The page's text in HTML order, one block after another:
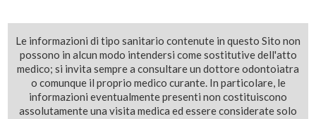
Le informazioni di tipo sanitario contenute in questo Sito non
possono in alcun modo intendersi come sostitutive dell'atto
medico; si invita sempre a consultare un dottore odontoiatra
o comunque il proprio medico curante. In particolare, le
informazioni eventualmente presenti non costituiscono
assolutamente una visita medica ed essere considerate solo